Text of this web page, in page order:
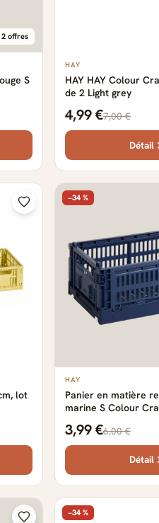
2 offres
S
HAY
HAY HAY Colour
de 2 Light grey
4,99 €7,00 €
Détail
lot
−34 %
HAY
Panier en matière
marine S Colour
3,99 €6,00 €
Détail
−34 %